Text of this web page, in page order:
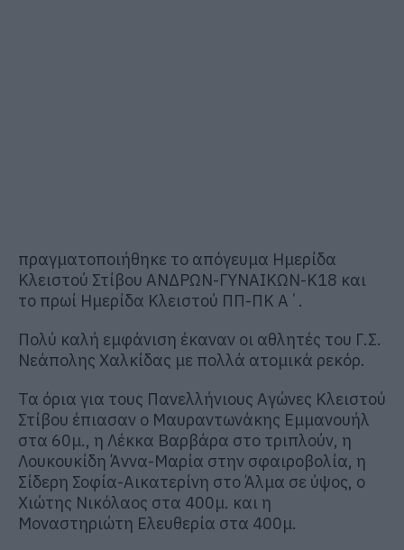
πραγματοποιήθηκε το απόγευμα Ημερίδα
Κλειστού Στίβου ΑΝΔΡΩΝ-ΓΥΝΑΙΚΩΝ-K18 και
το πρωί Ημερίδα Κλειστού ΠΠ-ΠΚ Α΄.
Πολύ καλή εμφάνιση έκαναν οι αθλητές του Γ.Σ.
Νεάπολης Χαλκίδας με πολλά ατομικά ρεκόρ.
Τα όρια για τους Πανελλήνιους Αγώνες Κλειστού
Στίβου έπιασαν ο Μαυραντωνάκης Εμμανουήλ
στα 60μ., η Λέκκα Βαρβάρα στο τριπλούν, η
Λουκουκίδη Άννα-Μαρία στην σφαιροβολία, η
Σίδερη Σοφία-Αικατερίνη στο Άλμα σε ύψος, ο
Χιώτης Νικόλαος στα 400μ. και η
Μοναστηριώτη Ελευθερία στα 400μ.